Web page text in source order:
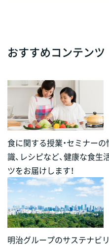
おすすめコンテンツ
食に関する授業・セミナー
識、レシピなど、健康な食
ツをお届けします！
明治グループのサステナビ